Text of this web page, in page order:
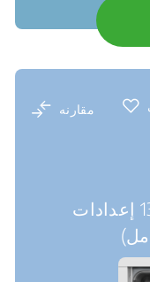
مقارنه
غسالة صحون مدمجة (13 إعدادات